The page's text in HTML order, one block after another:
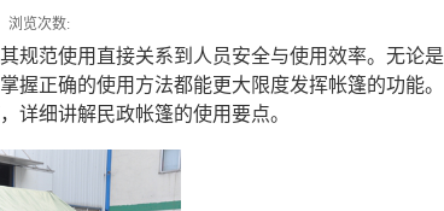
浏览次数:
规范使用直接关系到人员安全与使用效率。无论是
握正确的使用方法都能更大限度发挥帐篷的功能。
详细讲解民政帐篷的使用要点。